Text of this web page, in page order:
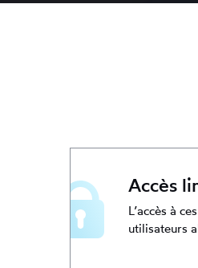
Accès
L’accès à
utilisateurs